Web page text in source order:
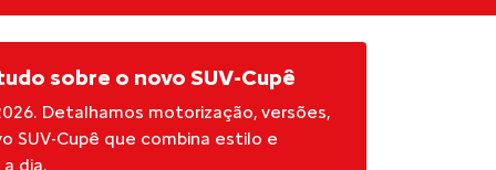
sobre o novo SUV-Cupê
Detalhamos motorização, versões,
SUV-Cupê que combina estilo e
dia.